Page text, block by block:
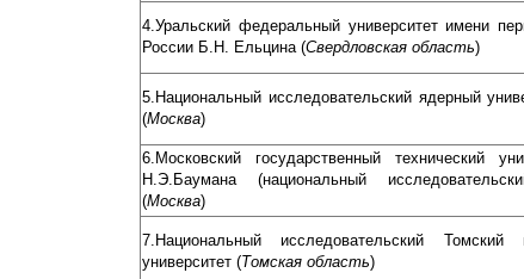
4.Уральский федеральный университет имени
России Б.Н. Ельцина (Свердловская область)
5.Национальный исследовательский ядерный
(Москва)
6.Московский государственный технический
Н.Э.Баумана (национальный
(Москва)
7.Национальный исследовательский Томский
университет (Томская область)